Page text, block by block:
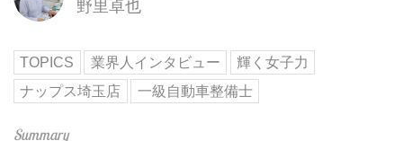
野里卓也
TOPICS 業界人インタビュー
輝く女子力
ナップス埼玉店
一級自動車整備士